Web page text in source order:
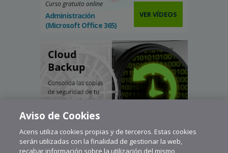
Curso gratuito online
Administración
(Microsoft Office 365)
VER VÍDEOS
Aviso de Cookies
Acens utiliza cookies propias y de terceros. Estas cookies
serán utilizadas con la finalidad de gestionar la web,
recabar información sobre la utilización del mismo,